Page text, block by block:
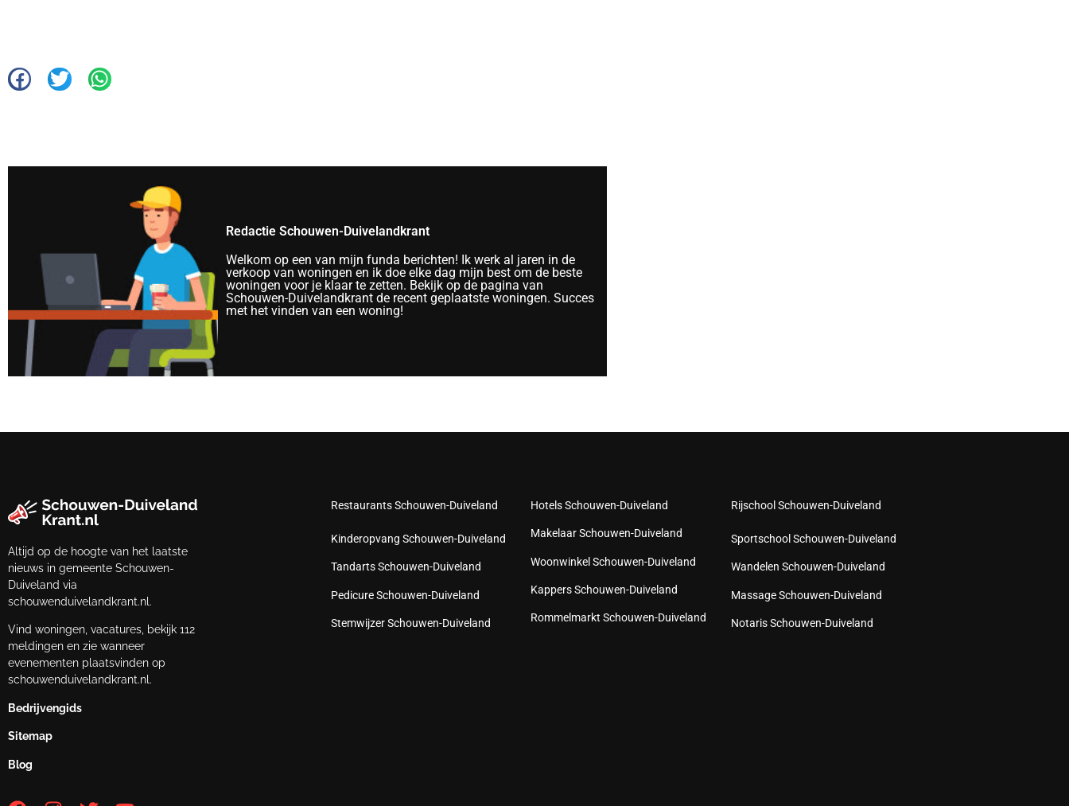
Redactie Schouwen-Duivelandkrant
Welkom op een van mijn funda berichten! Ik werk al jaren in de
verkoop van woningen en ik doe elke dag mijn best om de beste
woningen voor je klaar te zetten. Bekijk op de pagina van
Schouwen-Duivelandkrant de recent geplaatste woningen. Succes
met het vinden van een woning!
Altijd op de hoogte van het laatste
nieuws in gemeente Schouwen-
Duiveland via
schouwenduivelandkrant.nl.
Vind woningen, vacatures, bekijk 112
meldingen en zie wanneer
evenementen plaatsvinden op
schouwenduivelandkrant.nl.
Bedrijvengids
Sitemap
Blog
Restaurants Schouwen-Duiveland
Kinderopvang Schouwen-Duiveland
Tandarts Schouwen-Duiveland
Pedicure Schouwen-Duiveland
Stemwijzer Schouwen-Duiveland
Hotels Schouwen-Duiveland
Makelaar Schouwen-Duiveland
Woonwinkel Schouwen-Duiveland
Kappers Schouwen-Duiveland
Rommelmarkt Schouwen-Duiveland
Rijschool Schouwen-Duiveland
Sportschool Schouwen-Duiveland
Wandelen Schouwen-Duiveland
Massage Schouwen-Duiveland
Notaris Schouwen-Duiveland